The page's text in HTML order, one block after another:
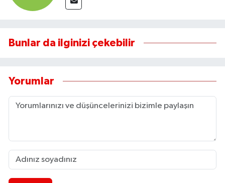
Bunlar da ilginizi çekebilir
Yorumlar